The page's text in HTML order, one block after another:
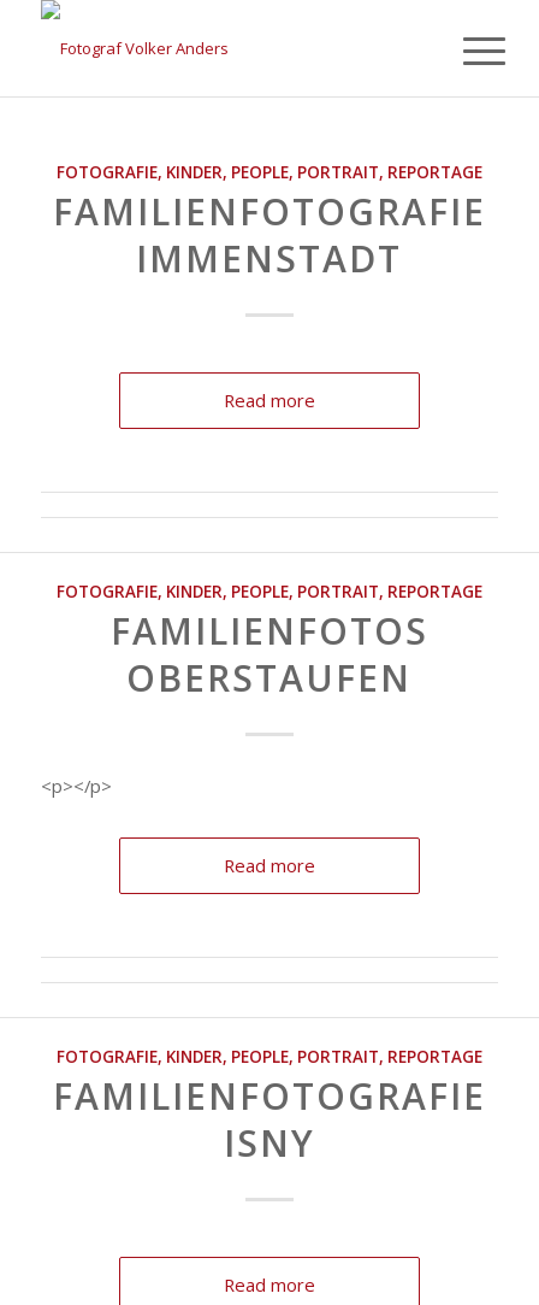
FOTOGRAFIE, KINDER, PEOPLE, PORTRAIT, REPORTAGE
FAMILIENFOTOGRAFIE
IMMENSTADT
Read more
FOTOGRAFIE, KINDER, PEOPLE, PORTRAIT, REPORTAGE
FAMILIENFOTOS
OBERSTAUFEN
<p></p>
Read more
FOTOGRAFIE, KINDER, PEOPLE, PORTRAIT, REPORTAGE
FAMILIENFOTOGRAFIE
ISNY
Read more